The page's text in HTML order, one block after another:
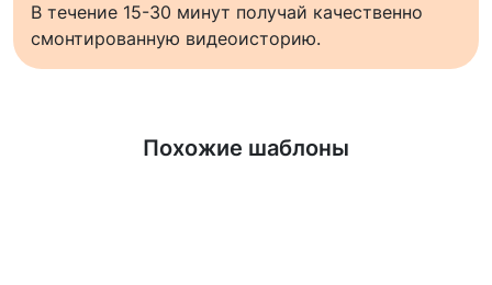
В течение 15-30 минут получай качественно
смонтированную видеоисторию.
Похожие шаблоны
Узнать больше